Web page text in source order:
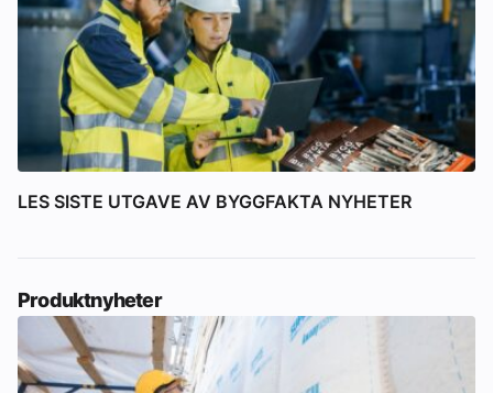
LES SISTE UTGAVE AV BYGGFAKTA NYHETER
Produktnyheter